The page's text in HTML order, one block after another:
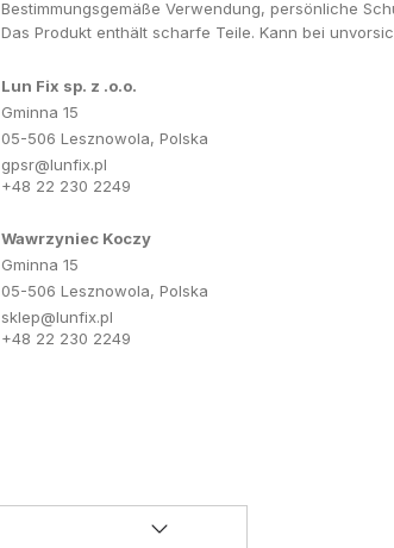
Bestimmungsgemäße Verwendung, persönliche
Das Produkt enthält scharfe Teile. Kann bei
Lun Fix sp. z .o.o.
Gminna 15
05-506 Lesznowola, Polska
gpsr@lunfix.pl
+48 22 230 2249
Wawrzyniec Koczy
Gminna 15
05-506 Lesznowola, Polska
sklep@lunfix.pl
+48 22 230 2249